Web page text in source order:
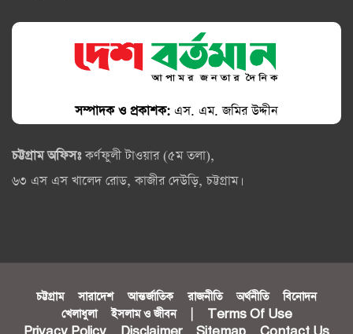
সম্পাদক ও প্রকাশক: এস. এম. জমির উদ্দীন
চট্টগ্রাম অফিসঃকর্ণফুলী টাওয়ার (৫ম তলা),
৬৩ এস এস খালেদ রোড, কাজীর দেউড়ি, চট্টগ্রাম।
চট্টগ্রাম সারাদেশ আন্তর্জাতিক রাজনীতি অর্থনীতি
বিনোদন
খেলাধুলা
ইসলাম ও জীবন
Terms Of Use